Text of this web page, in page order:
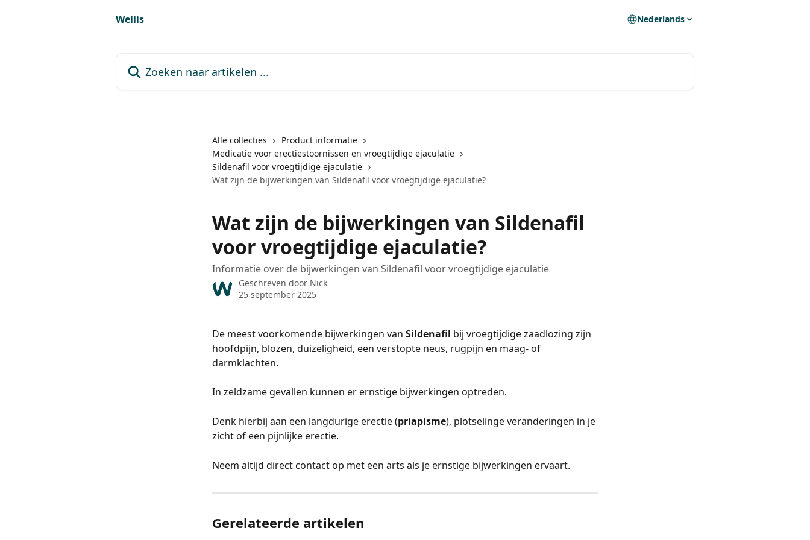
Wellis
Nederlands
Alle collecties
Product informatie
Medicatie voor erectiestoornissen en vroegtijdige ejaculatie
Sildenafil voor vroegtijdige ejaculatie
Wat zijn de bijwerkingen van Sildenafil voor vroegtijdige ejaculatie?
Wat zijn de bijwerkingen van Sildenafil
voor vroegtijdige ejaculatie?
Informatie over de bijwerkingen van Sildenafil voor vroegtijdige ejaculatie
Geschreven door Nick
25 september 2025
De meest voorkomende bijwerkingen van Sildenafil bij vroegtijdige zaadlozing zijn
hoofdpijn, blozen, duizeligheid, een verstopte neus, rugpijn en maag- of
darmklachten.
In zeldzame gevallen kunnen er ernstige bijwerkingen optreden.
Denk hierbij aan een langdurige erectie (priapisme), plotselinge veranderingen in je
zicht of een pijnlijke erectie.
Neem altijd direct contact op met een arts als je ernstige bijwerkingen ervaart.
Gerelateerde artikelen